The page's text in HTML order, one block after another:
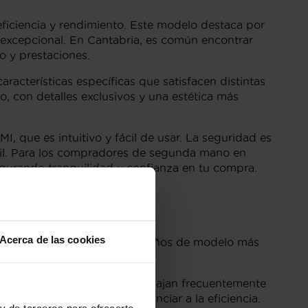
Acerca de las cookies
y rendimiento. Este modelo destaca por
En Cantabria, es común encontrar
y prestaciones.
específicas que satisfacen distintas
con detalles exclusivos y una estética más
que es intuitivo y fácil de usar. La seguridad es
Para los compradores de segunda mano en
tranquilidad y confianza en tu compra.
Sportback. Además de los años de modelo más
en los últimos años.
ideal para quienes viajan frecuentemente
mayor potencia sin renunciar a la eficiencia.